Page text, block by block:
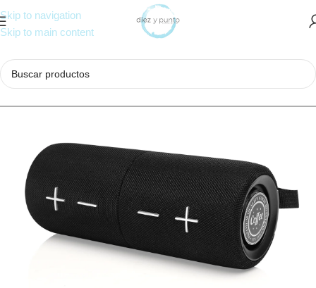
Skip to navigation
Skip to main content